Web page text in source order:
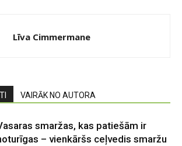
Līva Cimmermane
VAIRĀK NO AUTORA
smaržas, kas patiešām ir
– vienkāršs ceļvedis smaržu